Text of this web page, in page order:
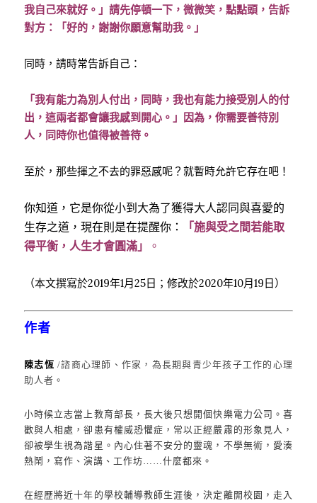
我自己來就好。」請先停頓一下，微微笑，點點頭，告訴
對方：「好的，謝謝你願意幫助我。」
同時，請時常告訴自己：
「我有能力為別人付出，同時，我也有能力接受別人的付
出，這兩者都會讓我感到開心。」因為，你需要善待別
人，同時你也值得被善待。
至於，那些揮之不去的罪惡感呢？就暫時允許它存在吧！
你知道，它是你從小到大為了獲得大人認同與喜愛的
生存之道，現在則是在提醒你：
「施與受之間若能取
得平衡，人生才會圓滿」
。
（本文撰寫於2019年1月25日；修改於2020年10月19日）
作者
陳志恆/諮商心理師、作家，為長期與青少年孩子工作的心理
助人者。
小時候立志當上教育部長，長大後只想開個快樂電力公司。喜
歡與人相處，卻患有權威恐懼症，常以正經嚴肅的形象見人，
卻被學生視為諧星。內心住著不安分的靈魂，不學無術，愛湊
熱鬧，寫作、演講、工作坊……什麼都來。
在經歷將近十年的學校輔導教師生涯後，決定離開校園，走入